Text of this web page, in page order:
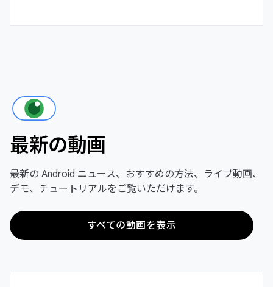
最新の動画
最新の Android ニュース、おすすめの方法、ライブ動画、
デモ、チュートリアルをご覧いただけます。
すべての動画を表示